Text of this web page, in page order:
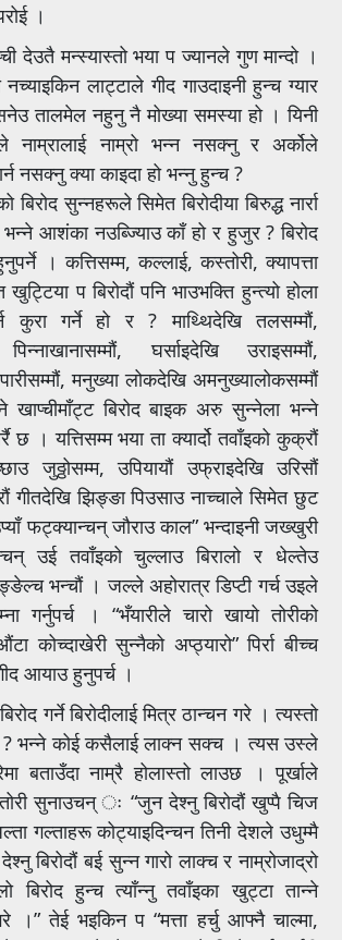
।
देउतै मन्स्यास्तो भया प ज्यानले गुण मान्दो ।
लाट्टाले गीद गाउदाइनी हुन्च ग्यार
तालमेल नहुनु नै मोख्या समस्या हो । यिनी
नाम्रालाई नाम्रो भन्न नसक्नु र अर्कोले
नसक्नु क्या काइदा हो भन्नु हुन्च ?
बिरोद सुन्नहरूले सिमेत बिरोदीया बिरुद्ध नार्रा
आशंका नउब्ज्यिाउ काँ हो र हुजुर ? बिरोद
। कत्तिसम्म, कल्लाई, कस्तोरी, क्यापत्ता
खुट्टिया प बिरोदौं पनि भाउभक्ति हुन्त्यो होला
कुरा गर्ने हो र ? माथ्थिदेखि तलसम्मौं,
पिन्नाखानासम्मौं, घर्साइदेखि उराइसम्मौं,
मनुख्या लोकदेखि अमनुख्यालोकसम्मौं
खाप्चीमाँट्ट बिरोद बाइक अरु सुन्नेला भन्ने
छ । यत्तिसम्म भया ता क्यार्दो तवाँइको कुक्रौं
जुठ्ठोसम्म, उपियायौं उफ्राइदेखि उरिसौं
गीतदेखि झिङ्ङा पिउसाउ नाच्चाले सिमेत छुट
फट्क्यान्चन् जौराउ काल” भन्दाइनी जख्खुरी
उई तवाँइको चुल्लाउ बिरालो र धेल्तेउ
भन्चौं । जल्ले अहोरात्र डिप्टी गर्च उइले
गर्नुपर्च । “भँयारीले चारो खायो तोरीको
कोच्दाखेरी सुन्नैको अप्ठ्यारो” पिर्रा बीच्च
आयाउ हुनुपर्च ।
गर्ने बिरोदीलाई मित्र ठान्चन गरे । त्यस्तो
? भन्ने कोई कसैलाई लाक्न सक्च । त्यस उस्ले
बताउँदा नाम्रै होलास्तो लाउछ । पूर्खाले
सुनाउचन् ः “जुन देश्नु बिरोदौं खुप्पै चिज
गल्ताहरू कोट्याइदिन्चन तिनी देशले उधुम्मै
बिरोदौं बई सुन्न गारो लाक्च र नाम्रोजाद्रो
बिरोद हुन्च त्याँन्नु तवाँइका खुट्टा तान्ने
।” तेई भइकिन प “मत्ता हर्चु आफ्नै चाल्मा,